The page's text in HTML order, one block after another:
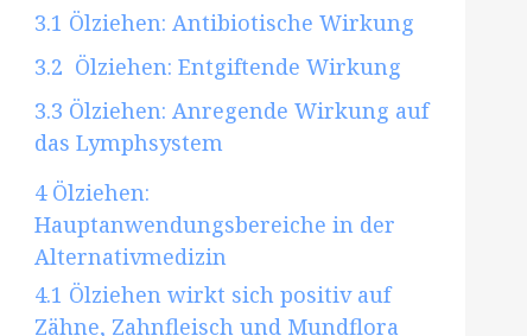
3.1 Ölziehen: Antibiotische Wirkung
3.2 Ölziehen: Entgiftende Wirkung
3.3 Ölziehen: Anregende Wirkung auf
das Lymphsystem
4Ölziehen:
Hauptanwendungsbereiche in der
Alternativmedizin
4.1 Ölziehen wirkt sich positiv auf
Zähne, Zahnfleisch und Mundflora